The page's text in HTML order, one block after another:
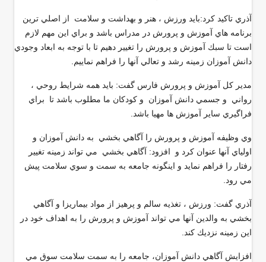
آذري تاكيد كرد:بايد ورزش ، هنر و بهداشت و سلامت از اصلي ترين
برنامه هاي آموزش و پرورش در مدراس باشد و براي اين مهم لازم
است تا سبك آموزش و پرورش را تغيير دهيم تا با توجه به ابعاد وجودي
دانش آموزان زمينه رشد و تعالي آنها را فراهم نماييم.
مدير كل آموزش و پرورش فارس گفت: بايد همه شرايط روحي ،
رواني و جسمي دانش آموزان و كودكان ما مطلوب باشد تا براي
فراگيري ساير آموزش ها مهيا باشد.
وي وظيفه آموزش و پرورش را آگاهي بخشي به دانش آموزان و
اولياي آنها عنوان كرد و افزود: آگاهي بخشي مي تواند زمينه تغيير
رفتار را فراهم نمايد و اينگونه جامعه به سمت و سوي سلامت پيش
مي رود.
آذري گفت: ورزش ، تغذيه سالم و پرهيز از مواد بيماريزا و آگاهي
بخشي به والدين آنها مي تواند آموزش و پرورش را به اهداف خود در
اين زمينه نزديك كند.
افزايش آگاهي دانش آموزان، جامعه را به سمت سلامت سوق مي